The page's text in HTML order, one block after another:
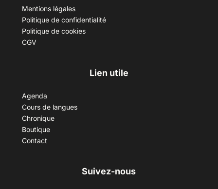
Mentions légales
Politique de confidentialité
Politique de cookies
CGV
Lien utile
Agenda
Cours de langues
Chronique
Boutique
Contact
Suivez-nous